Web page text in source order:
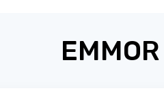
EMMOR